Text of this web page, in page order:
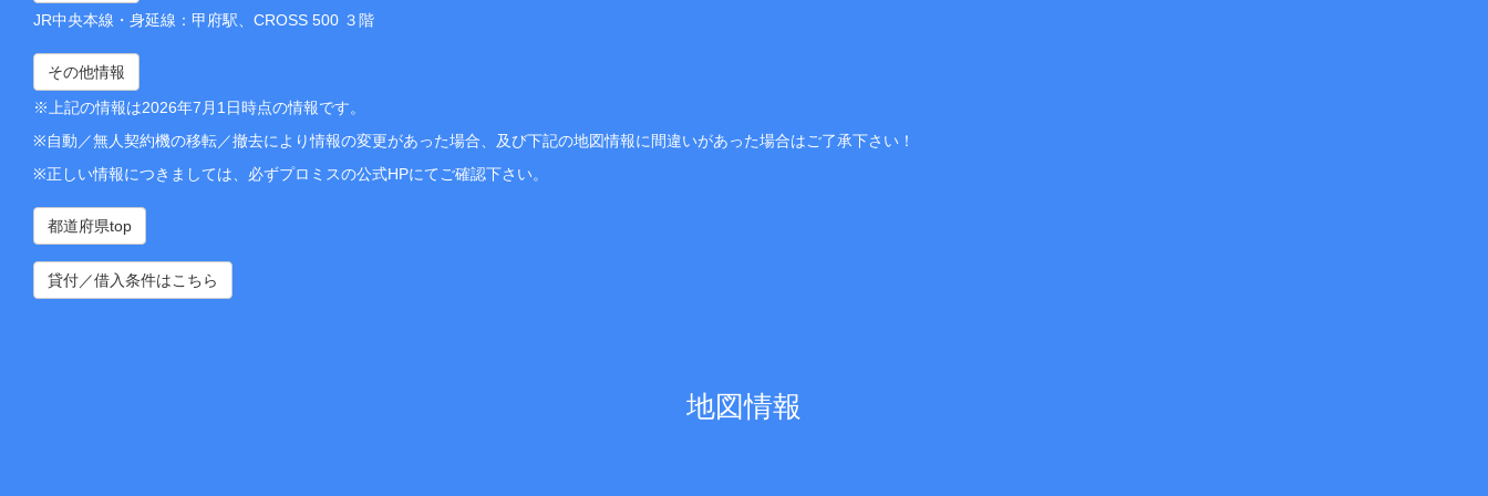
JR中央本線・身延線：甲府駅、CROSS 500 ３階
その他情報
※上記の情報は2026年7月1日時点の情報です。
※自動／無人契約機の移転／撤去により情報の変更があった場合、及び下記の地図情報に間違いがあった場合はご了承下さい！
※正しい情報につきましては、必ずプロミスの公式HPにてご確認下さい。
都道府県top
貸付／借入条件はこちら
地図情報